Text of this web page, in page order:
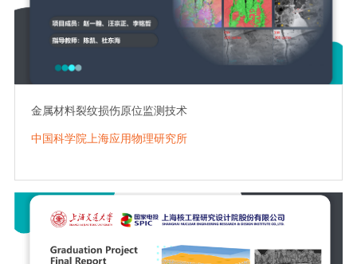
金属材料裂纹损伤原位监测技术
中国科学院上海应用物理研究所